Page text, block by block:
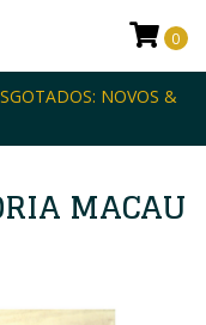
NOVOS &
0
MACAU